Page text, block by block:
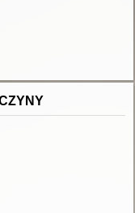
wiązki